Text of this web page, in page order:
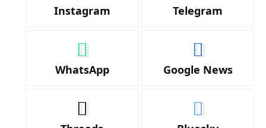
Instagram Telegram
WhatsApp Google News